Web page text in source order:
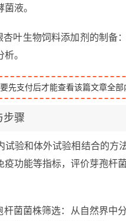
液。
杏叶生物饲料添加剂的制备
。
先支付后才能查看该篇文章全部
步骤
试验和体外试验相结合的方
功能等指标，评价芽孢杆
杆菌菌株筛选：从自然界中